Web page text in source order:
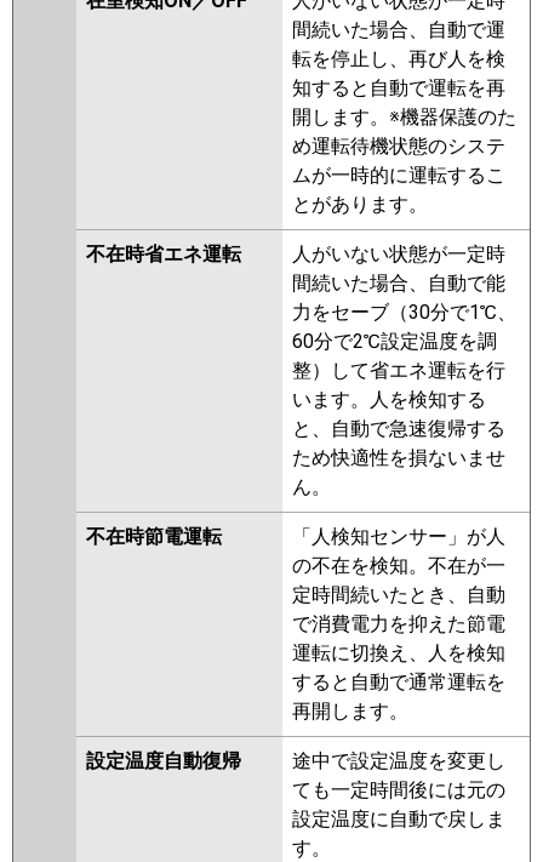
間続いた場合、自動で運
転を停止し、再び人を検
知すると自動で運転を再
開します。※機器保護のた
め運転待機状態のシステ
ムが一時的に運転するこ
とがあります。
不在時省エネ運転
人がいない状態が一定時
間続いた場合、自動で能
力をセーブ（30分で1℃、
60分で2℃設定温度を調
整）して省エネ運転を行
います。人を検知する
と、自動で急速復帰する
ため快適性を損ないませ
ん。
不在時節電運転
「人検知センサー」が人
の不在を検知。不在が一
定時間続いたとき、自動
で消費電力を抑えた節電
運転に切換え、人を検知
すると自動で通常運転を
再開します。
設定温度自動復帰
途中で設定温度を変更し
ても一定時間後には元の
設定温度に自動で戻しま
す。